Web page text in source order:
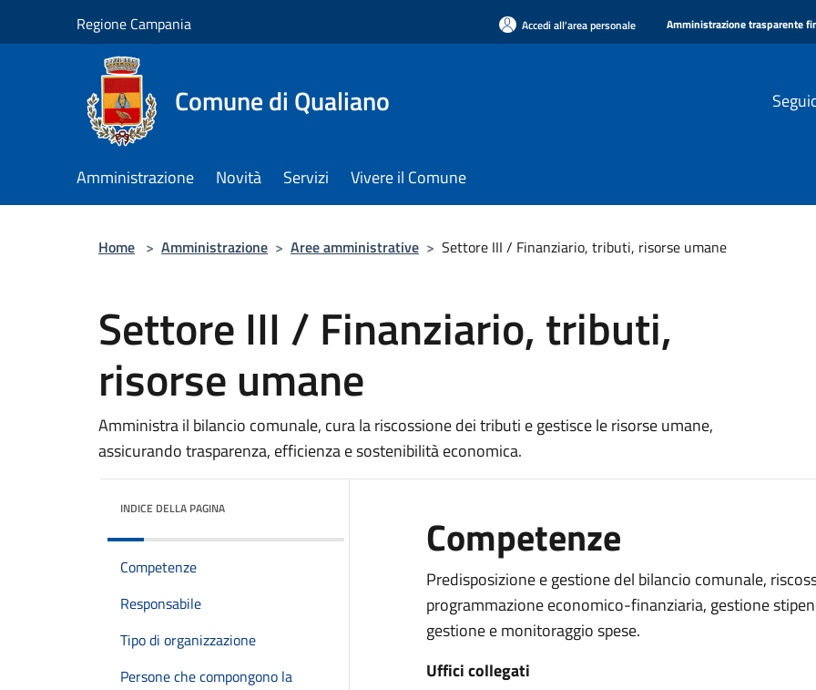
Regione Campania Accedi all'area personale Amministrazione trasparente
Comune di Qualiano
Amministrazione Novità Servizi Vivere il Comune
Home > Amministrazione > Aree amministrative > Settore III / Finanziario, tributi, risorse umane
Settore III / Finanziario, tributi,
risorse umane
Amministra il bilancio comunale, cura la riscossione dei tributi e gestisce le risorse umane,
assicurando trasparenza, efficienza e sostenibilità economica.
INDICE DELLA PAGINA
Competenze
Responsabile
Tipo di organizzazione
Persone che compongono la
Competenze
Predisposizione e gestione del bilancio comunale,
programmazione economico-finanziaria, gestione
gestione e monitoraggio spese.
Uffici collegati